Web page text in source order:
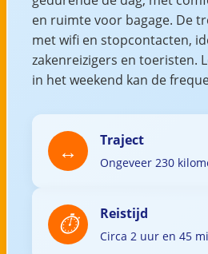
en ruimte voor bagage. De
met wifi en stopcontacten,
zakenreizigers en toeristen.
in het weekend kan de
Traject
Ongeveer 230
Reistijd
Circa 2 uur en 45